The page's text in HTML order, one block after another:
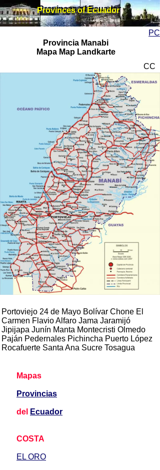
Portoviejo 24 de Mayo Bolívar Chone El
Carmen Flavio Alfaro Jama Jaramijó
Jipijapa Junín Manta Montecristi Olmedo
Paján Pedernales Pichincha Puerto López
Rocafuerte Santa Ana Sucre Tosagua
Provincia Manabi
Mapa Map Landkarte
Provinces of Ecuador
Provinces of Ecuador
CC
PC
Mapas
Provincias
del Ecuador
COSTA
EL ORO